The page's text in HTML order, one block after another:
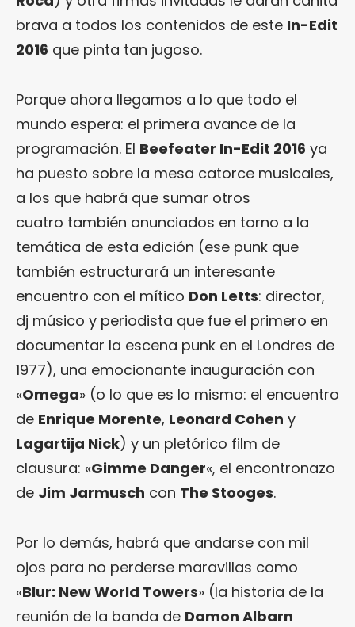
brava a todos los contenidos de este In-Edit
2016 que pinta tan jugoso.
Porque ahora llegamos a lo que todo el
mundo espera: el primera avance de la
programación. El Beefeater In-Edit 2016 ya
ha puesto sobre la mesa catorce musicales,
a los que habrá que sumar otros
cuatro también anunciados en torno a la
temática de esta edición (ese punk que
también estructurará un interesante
encuentro con el mítico Don Letts: director,
dj músico y periodista que fue el primero en
documentar la escena punk en el Londres de
1977), una emocionante inauguración con
«Omega» (o lo que es lo mismo: el encuentro
de Enrique Morente, Leonard Cohen y
Lagartija Nick) y un pletórico film de
clausura: «Gimme Danger«, el encontronazo
de Jim Jarmusch con The Stooges.
Por lo demás, habrá que andarse con mil
ojos para no perderse maravillas como
«Blur: New World Towers» (la historia de la
reunión de la banda de Damon Albarn